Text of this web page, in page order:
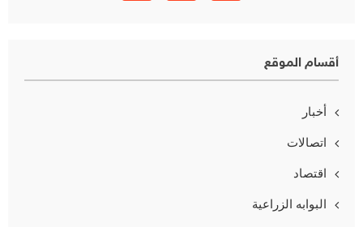
أقسام الموقع
أخبار
اتصالات
اقتصاد
البوابه الزراعية